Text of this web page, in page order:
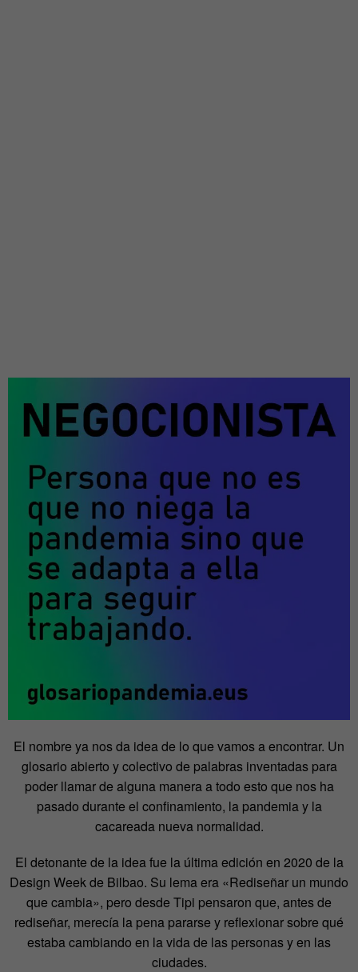
El nombre ya nos da idea de lo que vamos a encontrar. Un
glosario abierto y colectivo de palabras inventadas para
poder llamar de alguna manera a todo esto que nos ha
pasado durante el confinamiento, la pandemia y la
cacareada nueva normalidad.
El detonante de la idea fue la última edición en 2020 de la
Design Week de Bilbao. Su lema era «Rediseñar un mundo
que cambia», pero desde Tipi pensaron que, antes de
rediseñar, merecía la pena pararse y reflexionar sobre qué
estaba cambiando en la vida de las personas y en las
ciudades.